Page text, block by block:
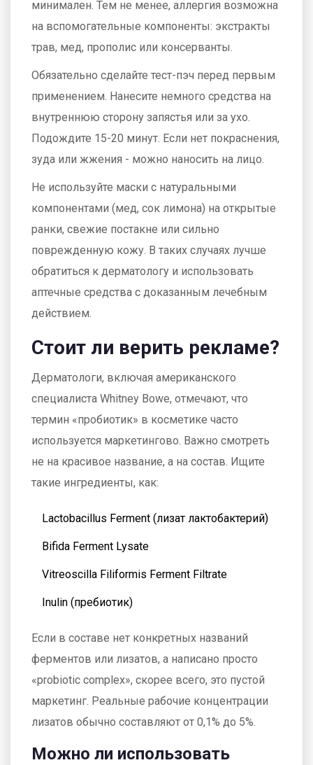
минимален. Тем не менее, аллергия возможна
на вспомогательные компоненты: экстракты
трав, мед, прополис или консерванты.
Обязательно сделайте тест-пэч перед первым
применением. Нанесите немного средства на
внутреннюю сторону запястья или за ухо.
Подождите 15-20 минут. Если нет покраснения,
зуда или жжения - можно наносить на лицо.
Не используйте маски с натуральными
компонентами (мед, сок лимона) на открытые
ранки, свежие постакне или сильно
поврежденную кожу. В таких случаях лучше
обратиться к дерматологу и использовать
аптечные средства с доказанным лечебным
действием.
Стоит ли верить рекламе?
Дерматологи, включая американского
специалиста Whitney Bowe, отмечают, что
термин «пробиотик» в косметике часто
используется маркетингово. Важно смотреть
не на красивое название, а на состав. Ищите
такие ингредиенты, как:
Lactobacillus Ferment (лизат лактобактерий)
Bifida Ferment Lysate
Vitreoscilla Filiformis Ferment Filtrate
Inulin (пребиотик)
Если в составе нет конкретных названий
ферментов или лизатов, а написано просто
«probiotic complex», скорее всего, это пустой
маркетинг. Реальные рабочие концентрации
лизатов обычно составляют от 0,1% до 5%.
Можно ли использовать